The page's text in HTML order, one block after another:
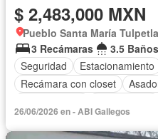
$ 2,483,000 MXN
Pueblo Santa María
3 Recámaras
3.5 Baños
Seguridad
Estacionamiento
Recámara con closet
26/06/2026 en - ABI Gallegos